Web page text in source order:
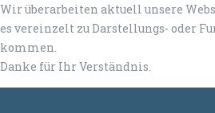
Wir überarbeiten aktuell unsere
es vereinzelt zu Darstellungs- oder
kommen.
Danke für Ihr Verständnis.